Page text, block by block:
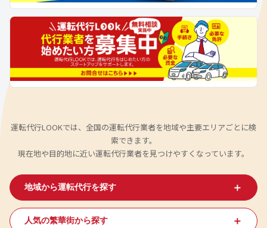
運転代行LOOKでは、全国の運転代行業者を地域や主要エリアごとに検
索できます。
現在地や目的地に近い運転代行業者を見つけやすくなっています。
地域から運転代行を探す ＋
人気の繁華街から探す ＋